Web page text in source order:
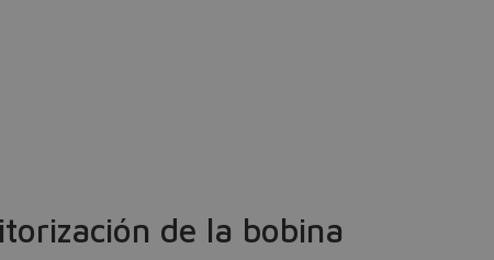
de la bobina